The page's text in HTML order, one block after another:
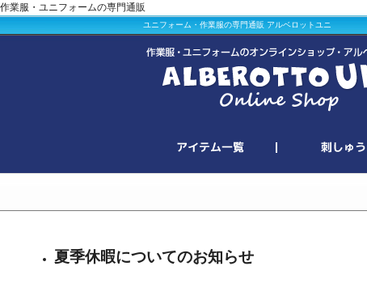
作業服・ユニフォームの専門通販
ユニフォーム・作業服の専門通販 アルベロットユニ
夏季休暇についてのお知らせ